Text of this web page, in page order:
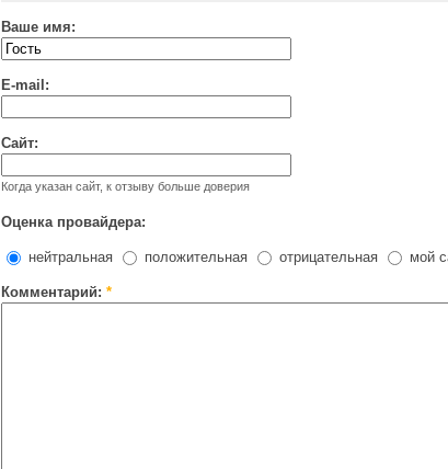
Ваше имя:
E-mail:
Сайт:
Когда указан сайт, к отзыву больше доверия
Оценка провайдера:
нейтральная положительная отрицательная мой
Комментарий: *